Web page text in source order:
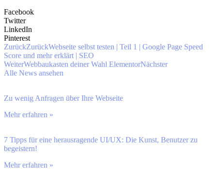
Facebook
Twitter
LinkedIn
Pinterest
ZurückZurückWebseite selbst testen | Teil 1 | Google Page Speed
Score und mehr erklärt | SEO
WeiterWebbaukasten deiner Wahl ElementorNächster
Alle News ansehen
Zu wenig Anfragen über Ihre Webseite
Mehr erfahren »
7 Tipps für eine herausragende UI/UX: Die Kunst, Benutzer zu
begeistern!
Mehr erfahren »